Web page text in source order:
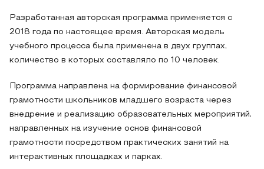
Разработанная авторская программа применяется с
2018 года по настоящее время. Авторская модель
учебного процесса была применена в двух группах,
количество в которых составляло по 10 человек.
Программа направлена на формирование финансовой
грамотности школьников младшего возраста через
внедрение и реализацию образовательных мероприятий,
направленных на изучение основ финансовой
грамотности посредством практических занятий на
интерактивных площадках и парках.